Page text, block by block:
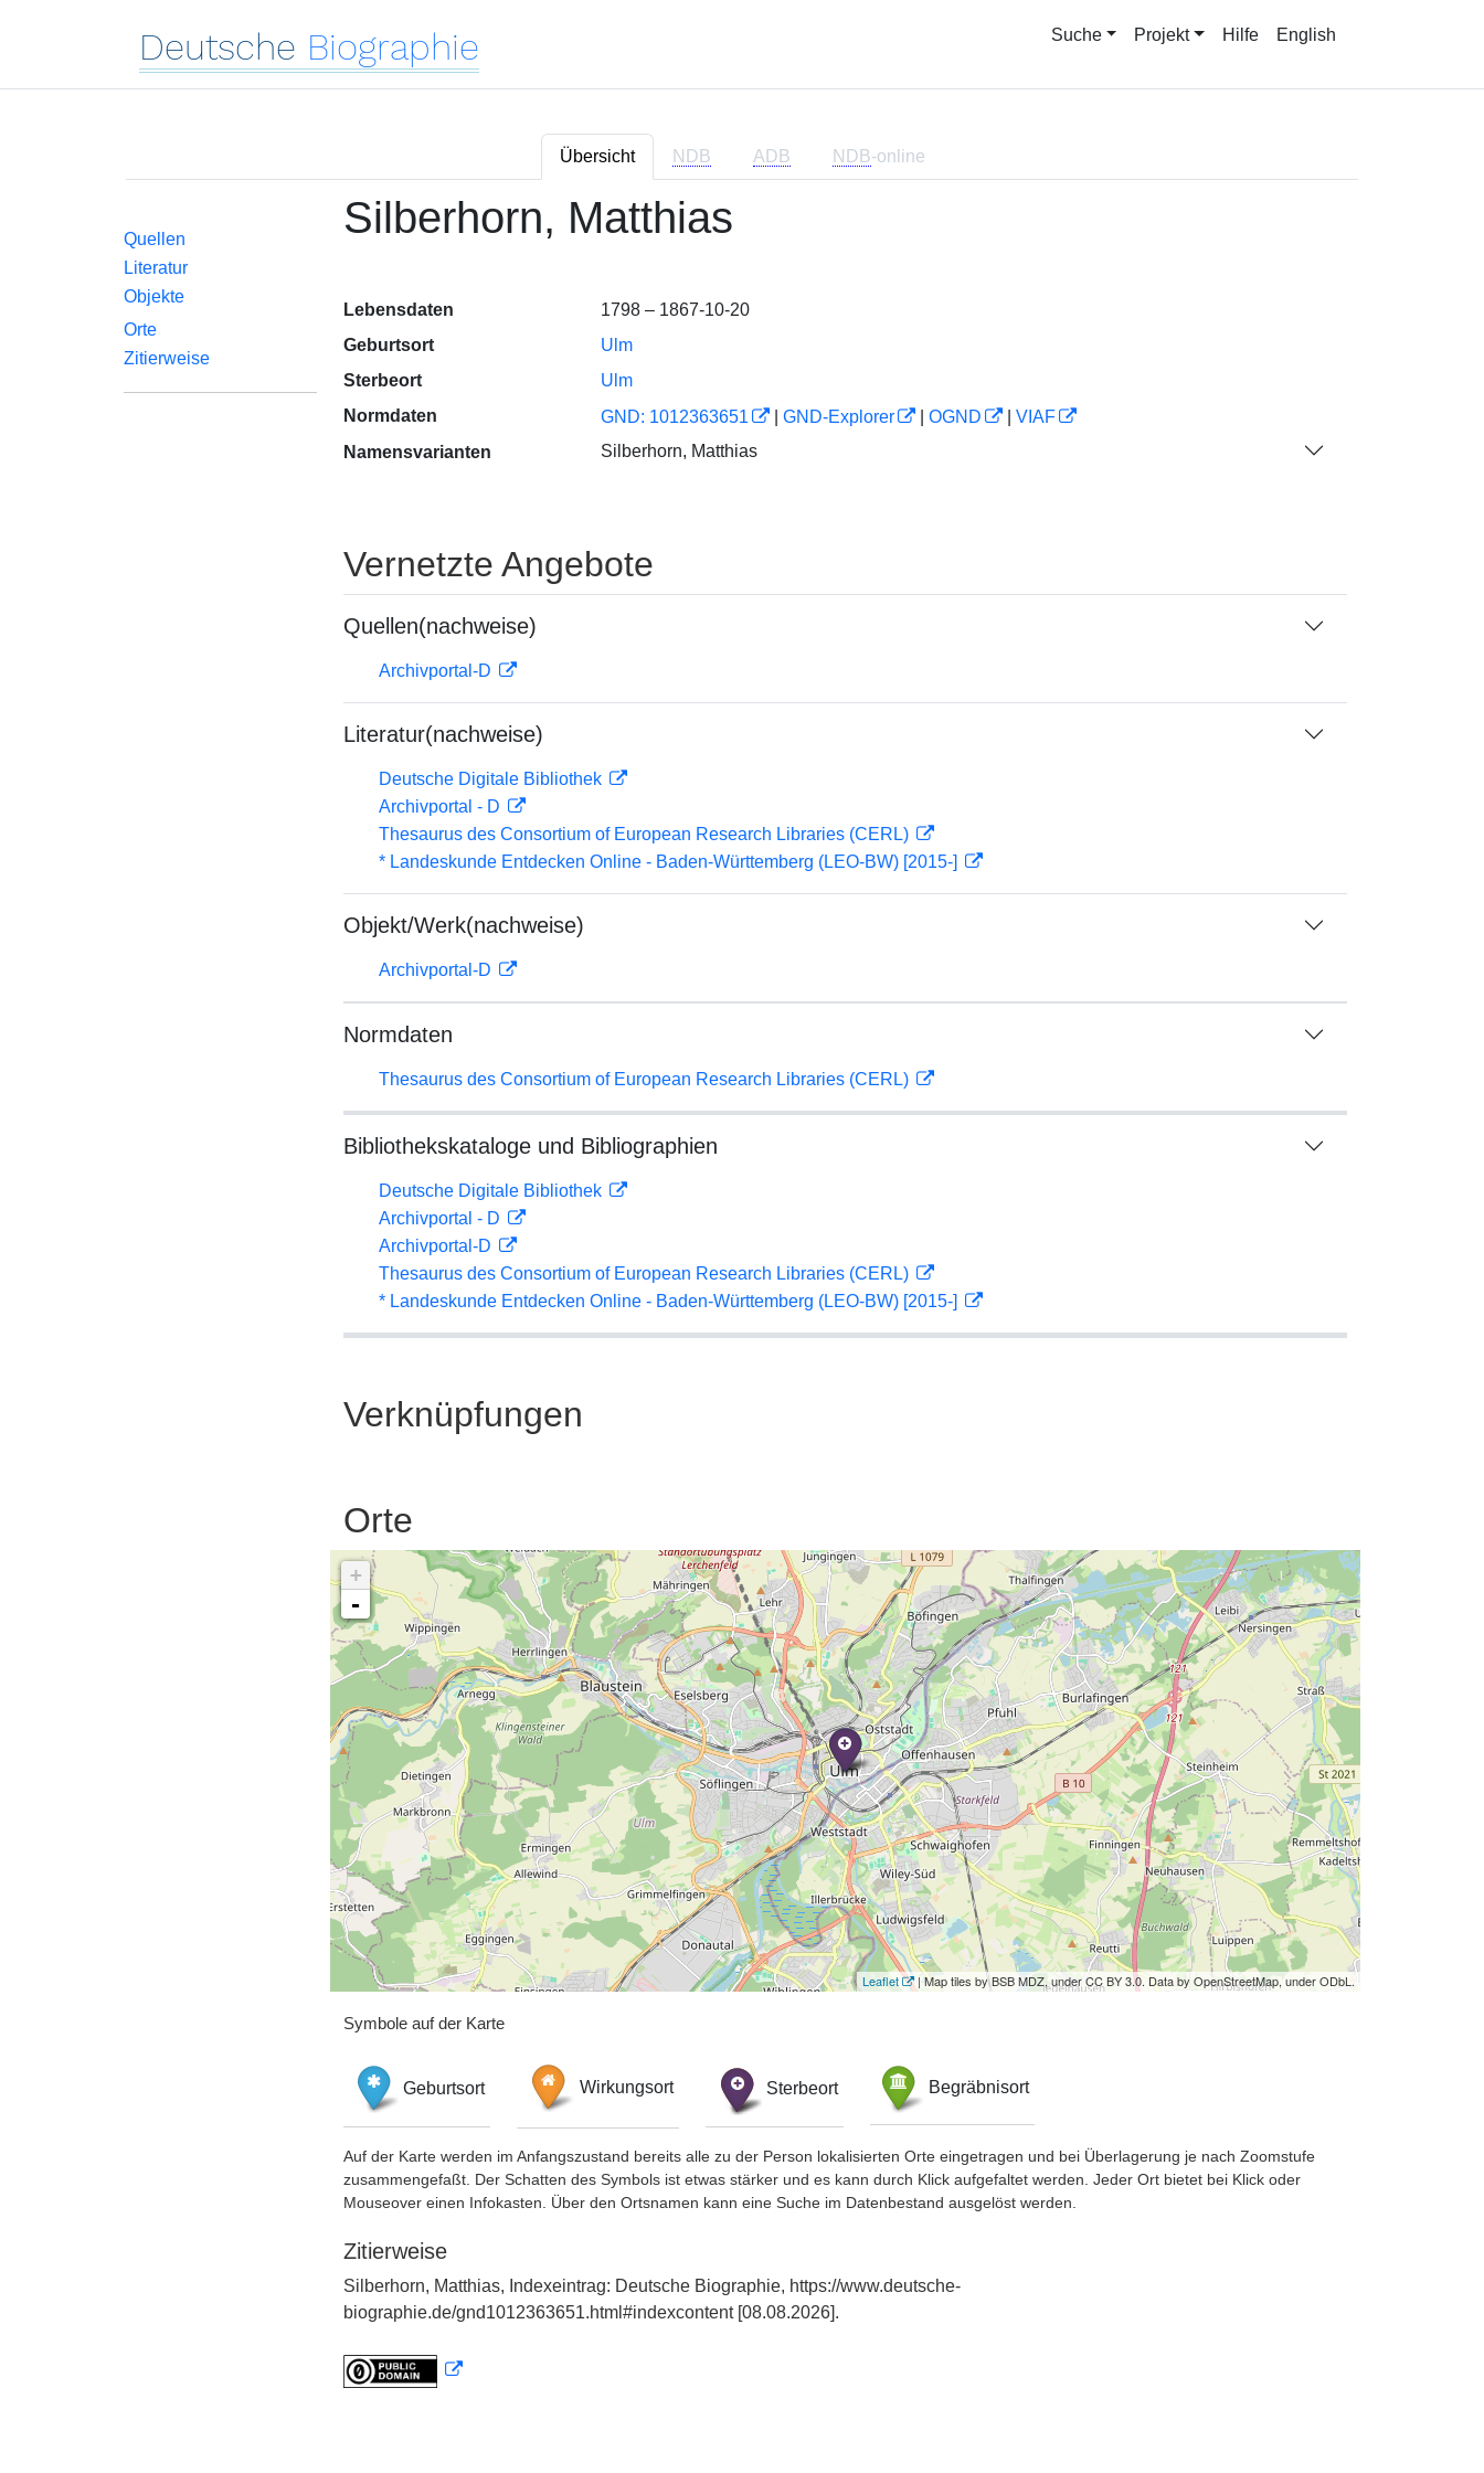
Deutsche Biographie Suche Projekt Hilfe English
Übersicht NDB ADB NDB-online
Quellen
Literatur
Objekte
Orte
Zitierweise
Silberhorn, Matthias
Lebensdaten
1798 – 1867-10-20
Geburtsort
Ulm
Sterbeort
Ulm
Normdaten
GND: 1012363651 GND-Explorer OGND
VIAF
Namensvarianten
Silberhorn, Matthias
Vernetzte Angebote
Quellen(nachweise)
Archivportal-D
Literatur(nachweise)
Deutsche Digitale Bibliothek
Archivportal - D
Thesaurus des Consortium of European Research Libraries (CERL)
* Landeskunde Entdecken Online - Baden-Württemberg (LEO-BW) [2015-]
Objekt/Werk(nachweise)
Archivportal-D
Normdaten
Thesaurus des Consortium of European Research Libraries (CERL)
Bibliothekskataloge und Bibliographien
Deutsche Digitale Bibliothek
Archivportal - D
Archivportal-D
Thesaurus des Consortium of European Research Libraries (CERL)
* Landeskunde Entdecken Online - Baden-Württemberg (LEO-BW) [2015-]
Verknüpfungen
Orte
+
-
Leaflet | Map tiles by BSB MDZ, under CC BY 3.0. Data by OpenStreetMap, under ODbL.
Symbole auf der Karte
Geburtsort Wirkungsort Sterbeort Begräbnisort
Auf der Karte werden im Anfangszustand bereits alle zu der Person lokalisierten Orte eingetragen und bei Überlagerung je nach Zoomstufe
zusammengefaßt. Der Schatten des Symbols ist etwas stärker und es kann durch Klick aufgefaltet werden. Jeder Ort bietet bei Klick oder
Mouseover einen Infokasten. Über den Ortsnamen kann eine Suche im Datenbestand ausgelöst werden.
Zitierweise
Silberhorn, Matthias, Indexeintrag: Deutsche Biographie, https://www.deutsche-
biographie.de/gnd1012363651.html#indexcontent [08.08.2026].